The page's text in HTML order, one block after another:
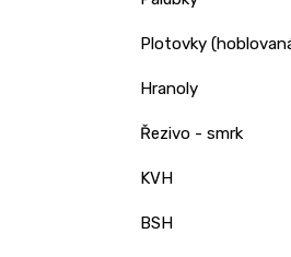
Plotovky
Hranoly
Řezivo - smrk
KVH
BSH